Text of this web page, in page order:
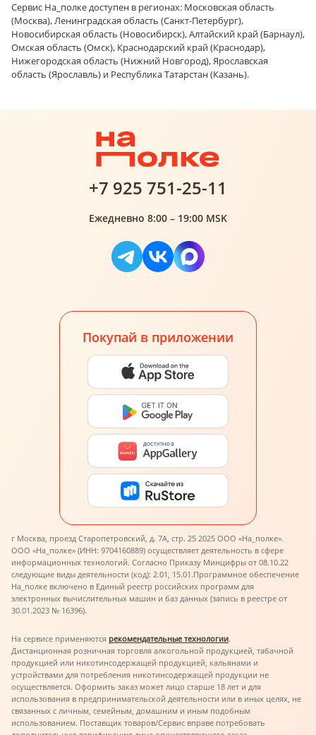
Сервис На_полке доступен в регионах: Московская область
(Москва), Ленинградская область (Санкт-Петербург),
Новосибирская область (Новосибирск), Алтайский край (Барнаул),
Омская область (Омск), Краснодарский край (Краснодар),
Нижегородская область (Нижний Новгород), Ярославская
область (Ярославль) и Республика Татарстан (Казань).
+7 925 751-25-11
Ежедневно 8:00 – 19:00 MSK
Покупай в приложении
г Москва, проезд Старопетровский, д. 7А, стр. 25 2025 ООО «На_полке».
ООО «На_полке» (ИНН: 9704160889) осуществляет деятельность в сфере
информационных технологий. Согласно Приказу Минцифры от 08.10.22
следующие виды деятельности (код): 2.01, 15.01.Программное обеспечение
На_полке включено в Единый реестр российских программ для
электронных вычислительных машин и баз данных (запись в реестре от
30.01.2023 № 16396).
На сервисе применяются рекомендательные технологии.
Дистанционная розничная торговля алкогольной продукцией, табачной
продукцией или никотинсодержащей продукцией, кальянами и
устройствами для потребления никотинсодержащей продукции не
осуществляется. Оформить заказ может лицо старше 18 лет и для
использования в предпринимательской деятельности или в иных целях, не
связанных с личным, семейным, домашним и иным подобным
использованием. Поставщик товаров/Сервис вправе потребовать